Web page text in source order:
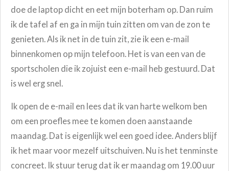
doe de laptop dicht en eet mijn boterham op. Dan ruim
ik de tafel af en ga in mijn tuin zitten om van de zon te
genieten. Als ik net in de tuin zit, zie ik een e-mail
binnenkomen op mijn telefoon. Het is van een van de
sportscholen die ik zojuist een e-mail heb gestuurd. Dat
is wel erg snel.
Ik open de e-mail en lees dat ik van harte welkom ben
om een proefles mee te komen doen aanstaande
maandag. Dat is eigenlijk wel een goed idee. Anders blijf
ik het maar voor mezelf uitschuiven. Nu is het tenminste
concreet. Ik stuur terug dat ik er maandag om 19.00 uur